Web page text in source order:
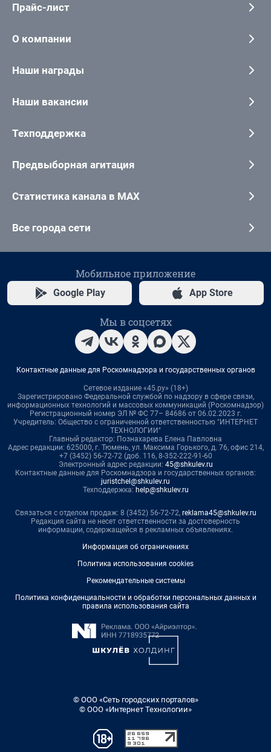
Прайс-лист
О компании
Наши награды
Наши вакансии
Техподдержка
Предвыборная агитация
Статистика канала в MAX
Все города сети
Мобильное приложение
Google Play App Store
Мы в соцсетях
Контактные данные для Роскомнадзора и государственных органов
Сетевое издание «45.ру» (18+)
Зарегистрировано Федеральной службой по надзору в сфере связи,
информационных технологий и массовых коммуникаций (Роскомнадзор)
Регистрационный номер ЭЛ № ФС 77– 84686 от 06.02.2023 г.
Учредитель: Общество с ограниченной ответственностью "ИНТЕРНЕТ
ТЕХНОЛОГИИ"
Главный редактор: Познахарева Елена Павловна
Адрес редакции: 625000, г. Тюмень, ул. Максима Горького, д. 76, офис 214,
+7 (3452) 56-72-72 (доб. 116, 8-352-222-91-60
Электронный адрес редакции: 45@shkulev.ru
Контактные данные для Роскомнадзора и государственных органов:
juristchel@shkulev.ru
Техподдержка: help@shkulev.ru
Связаться с отделом продаж: 8 (3452) 56-72-72, reklama45@shkulev.ru
Редакция сайта не несет ответственности за достоверность
информации, содержащейся в рекламных объявлениях.
Информация об ограничениях
Политика использования cookies
Рекомендательные системы
Политика конфиденциальности и обработки персональных данных и
правила использования сайта
© ООО «Сеть городских порталов»
© ООО «Интернет Технологии»